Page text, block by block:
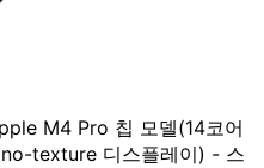
M4 Pro 칩 모델(14코어
texture 디스플레이) - 스